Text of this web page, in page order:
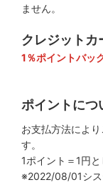
ません。
クレジット
1％ポイントバッ
ポイントにつ
お支払方法によ
す。
1ポイント＝1円と
※2022/08/01シス